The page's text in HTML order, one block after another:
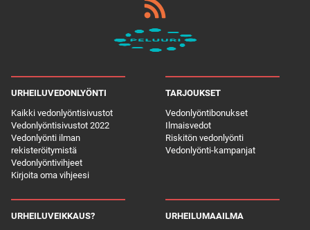
URHEILUVEDONLYÖNTI
Kaikki vedonlyöntisivustot
Vedonlyöntisivustot 2022
Vedonlyönti ilman
rekisteröitymistä
Vedonlyöntivihjeet
Kirjoita oma vihjeesi
TARJOUKSET
Vedonlyöntibonukset
Ilmaisvedot
Riskitön vedonlyönti
Vedonlyönti-kampanjat
URHEILUVEIKKAUS?
URHEILUMAAILMA